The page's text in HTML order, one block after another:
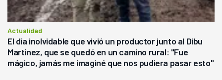
Actualidad
El día inolvidable que vivió un productor junto al Dibu
Martínez, que se quedó en un camino rural: "Fue
mágico, jamás me imaginé que nos pudiera pasar esto"